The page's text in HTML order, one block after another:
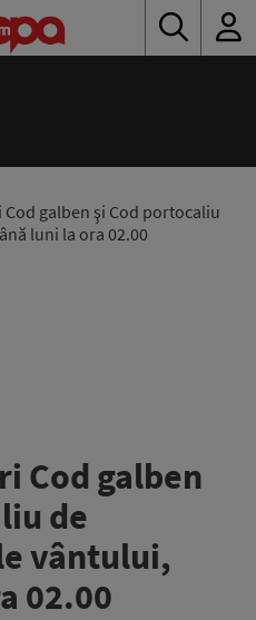
Cod galben şi Cod portocaliu
luni la ora 02.00
Cod galben
de
vântului,
02.00